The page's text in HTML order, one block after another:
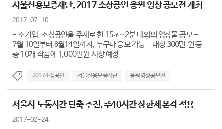
서울신용보증재단, 2017 소상공인 응원 영상 공모전 개최
2017-07-10
- 소기업, 소상공인을 주제로 한 15초~2분 내외의 영상물 공모 -
7월 10일부터 8월14일까지, 누구나 응모 가능 - 대상 300만 원 등
총 10개 작품에 1,000만원 시상 예정
2017소상공인 서울신용보증재단 응원영상공모전
서울시 노동시간 단축 추진, 주40시간 상한제 본격 적용
2017-02-24